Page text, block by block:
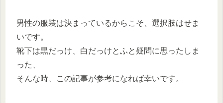
男性の服装は決まっているからこそ、選択肢はせま
いです。
靴下は黒だっけ、白だっけとふと疑問に思ったしま
った、
そんな時、この記事が参考になれば幸いです。